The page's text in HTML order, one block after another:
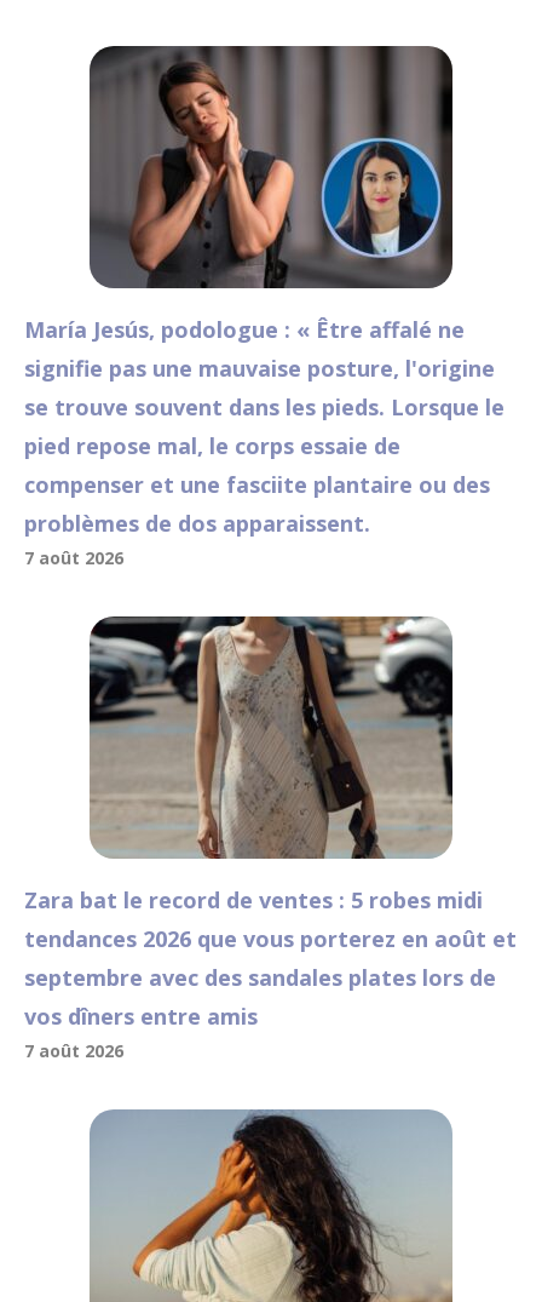
María Jesús, podologue : « Être affalé ne
signifie pas une mauvaise posture, l'origine
se trouve souvent dans les pieds. Lorsque le
pied repose mal, le corps essaie de
compenser et une fasciite plantaire ou des
problèmes de dos apparaissent.
7 août 2026
Zara bat le record de ventes : 5 robes midi
tendances 2026 que vous porterez en août et
septembre avec des sandales plates lors de
vos dîners entre amis
7 août 2026